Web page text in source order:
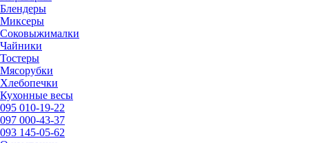
Блендеры
Миксеры
Соковыжималки
Чайники
Тостеры
Мясорубки
Хлебопечки
Кухонные весы
095 010-19-22
097 000-43-37
093 145-05-62